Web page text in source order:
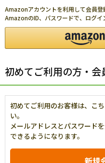
Amazonアカウントを利用して会員登
AmazonのID、パスワードで、ログイ
初めてご利用の方・会
初めてご利用のお客様は、こ
い。
メールアドレスとパスワード
できるようになります。